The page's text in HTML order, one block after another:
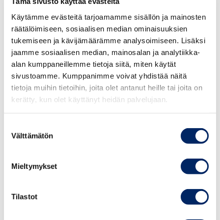
Käytämme evästeitä tarjoamamme sisällön ja mainosten
räätälöimiseen, sosiaalisen median ominaisuuksien
tukemiseen ja kävijämäärämme analysoimiseen. Lisäksi
jaamme sosiaalisen median, mainosalan ja analytiikka-
alan kumppaneillemme tietoja siitä, miten käytät
sivustoamme. Kumppanimme voivat yhdistää näitä
tietoja muihin tietoihin, joita olet antanut heille tai joita on
kerätty, kun olet käyttänyt heidän palvelujaan.
valinta
Välttämätön
Mieltymykset
Tilastot
vaikuttamista ja iloa osallistumisesta. Puhujana
Tanhua, yritysvapaaehtoisuuden koordinaattori,
Helsingin Diakonissalaitokselta.
Tule mukaan ja ota seuraava askel vastuullisuuden
polulla!
Tietoiskuun osallistuminen ei velvoita sinua mihinkään,
mutta saat inspiraatiota ja hyödyllisiä vinkkejä
Vastuullisuuden valmennusratkaisut yritysjohdolle
25.8.2026
Johdon
vastuullisuusvalmennus